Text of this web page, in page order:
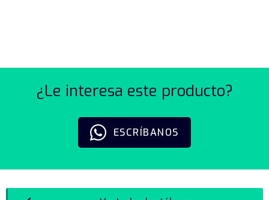
¿Le interesa este producto?
ESCRÍBANOS